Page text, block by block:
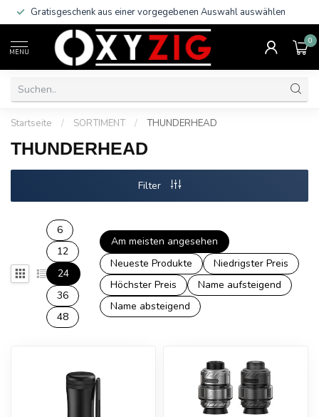
Gratisgeschenk aus einer vorgegebenen Auswahl auswählen
MENU
0
Startseite / SORTIMENT / THUNDERHEAD
THUNDERHEAD
Filter
6
12
24
36
48
Am meisten angesehen
Neueste Produkte
Niedrigster Preis
Höchster Preis
Name aufsteigend
Name absteigend